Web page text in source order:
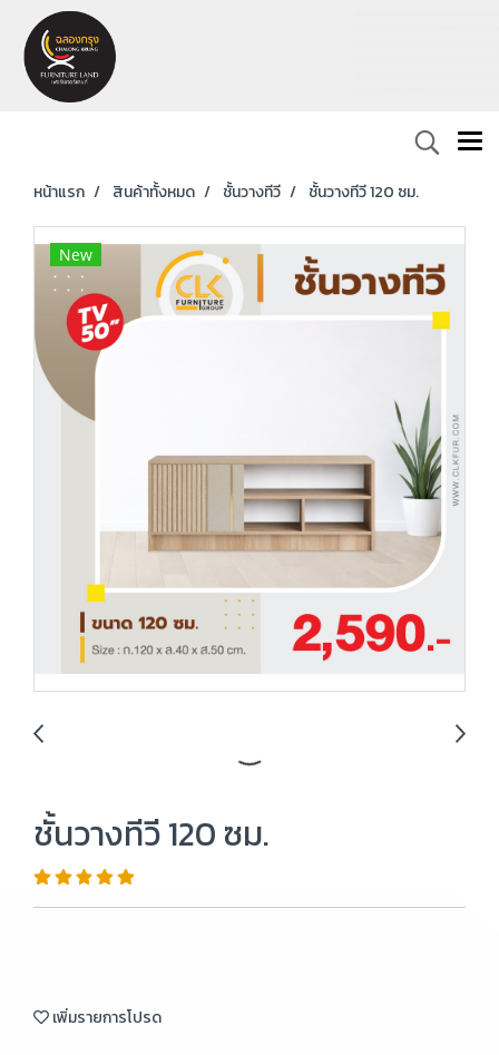
หน้าแรก สินค้าทั้งหมด ชั้นวางทีวี ชั้นวางทีวี 120 ซม.
New
ชั้นวางทีวี 120 ซม.
เพิ่มรายการโปรด